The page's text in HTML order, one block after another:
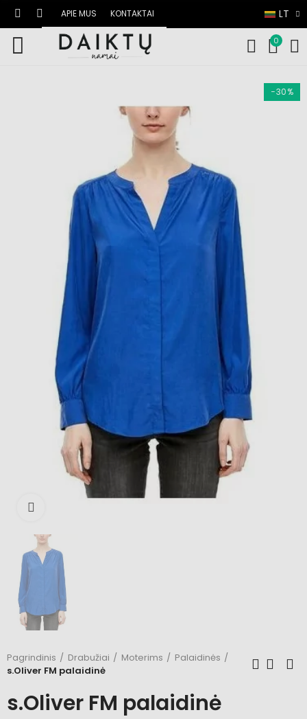
LT
APIE MUS KONTAKTAI
0
−30%
Pagrindinis Drabužiai Moterims
Palaidinės
s.Oliver FM palaidinė
s.Oliver FM palaidinė